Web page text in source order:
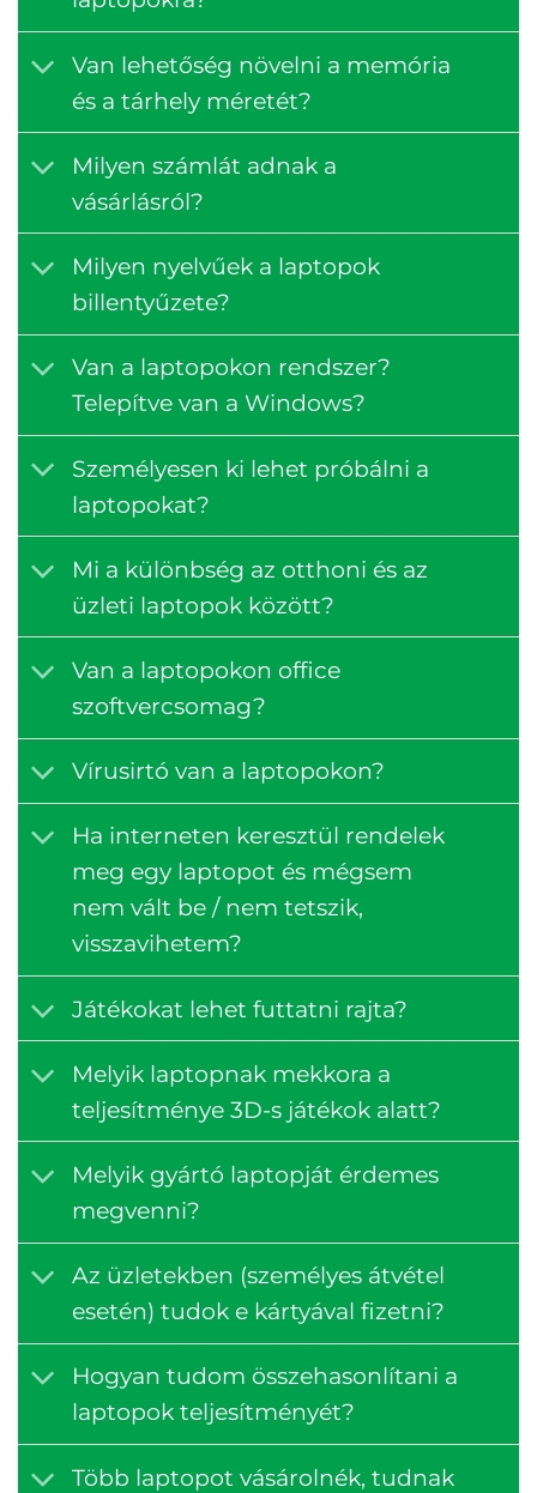
Van lehetőség növelni a memória
és a tárhely méretét?
Milyen számlát adnak a
vásárlásról?
Milyen nyelvűek a laptopok
billentyűzete?
Van a laptopokon rendszer?
Telepítve van a Windows?
Személyesen ki lehet próbálni a
laptopokat?
Mi a különbség az otthoni és az
üzleti laptopok között?
Van a laptopokon office
szoftvercsomag?
Vírusirtó van a laptopokon?
Ha interneten keresztül rendelek
meg egy laptopot és mégsem
nem vált be / nem tetszik,
visszavihetem?
Játékokat lehet futtatni rajta?
Melyik laptopnak mekkora a
teljesítménye 3D-s játékok alatt?
Melyik gyártó laptopját érdemes
megvenni?
Az üzletekben (személyes átvétel
esetén) tudok e kártyával fizetni?
Hogyan tudom összehasonlítani a
laptopok teljesítményét?
Több laptopot vásárolnék, tudnak